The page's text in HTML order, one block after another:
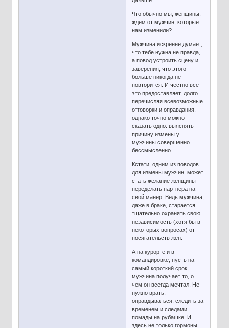
Что обычно мы, женщины,
ждем от мужчин, которые
нам изменили?
Мужчина искренне думает,
что тебе нужна не правда,
а повод устроить сцену и
заверения, что этого
больше никогда не
повторится. И честно все
это предоставляет, долго
перечисляя всевозможные
отговорки и оправдания,
однако точно можно
сказать одно: выяснять
причину измены у
мужчины совершенно
бессмысленно.
Кстати, одним из поводов
для измены мужчин может
стать желание женщины
переделать партнера на
свой манер. Ведь мужчина,
даже в браке, старается
тщательно охранять свою
независимость (хотя бы в
некоторых вопросах) от
посягательств жен.
А на курорте и в
командировке, пусть на
самый короткий срок,
мужчина получает то, о
чем он всегда мечтал. Не
нужно врать,
оправдываться, следить за
временем и следами
помады на рубашке. И
здесь не только гормоны